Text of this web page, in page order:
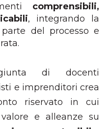
comprensibili,
, integrando la
del processo e
di docenti
e imprenditori crea
riservato in cui
e alleanze su